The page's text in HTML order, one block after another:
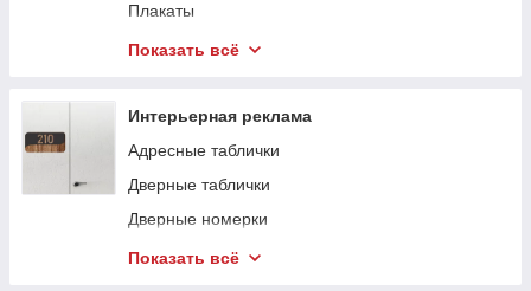
Плакаты
Нанесение изображения, логотипа на скатерть,
Показать всё
Интерьерная реклама
Адресные таблички
Дверные таблички
Дверные номерки
Информационные таблички
Показать всё